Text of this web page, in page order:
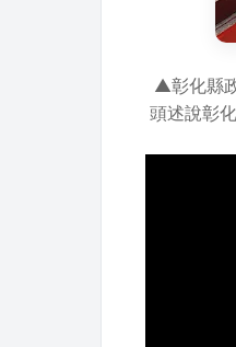
▲彰化縣
頭述說彰